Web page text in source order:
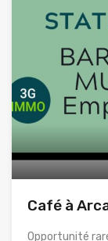
Café à
Opportunité